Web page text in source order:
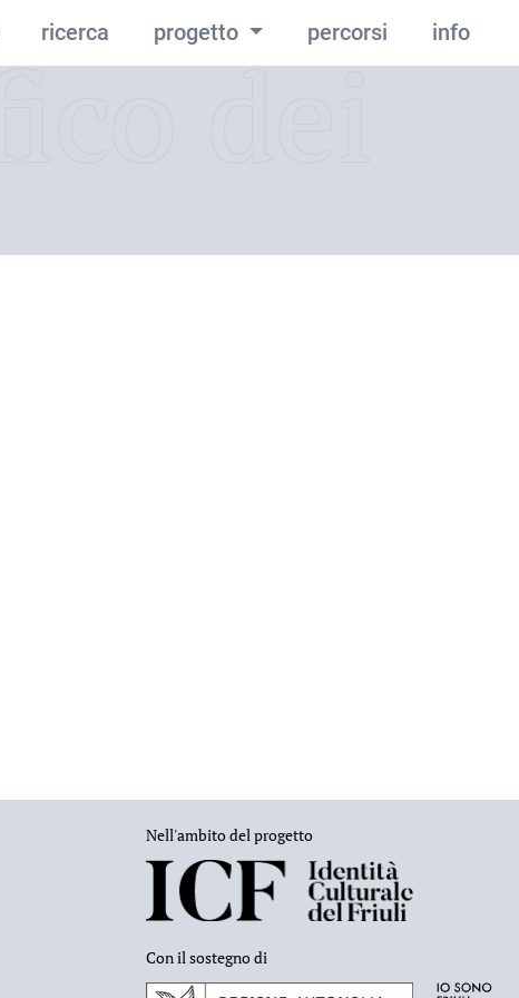
ricerca progetto percorsi info
dei
Nell'ambito del progetto
Con il sostegno di